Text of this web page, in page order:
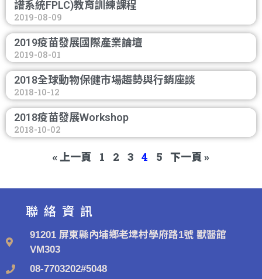
譜系統FPLC)教育訓練課程
2019-08-09
2019疫苗發展國際產業論壇
2019-08-01
2018全球動物保健市場趨勢與行銷座談
2018-10-12
2018疫苗發展Workshop
2018-10-02
« 上一頁 1 2 3 4 5 下一頁 »
聯絡資訊
91201 屏東縣內埔鄉老埤村學府路1號 獸醫館
VM303
08-7703202#5048